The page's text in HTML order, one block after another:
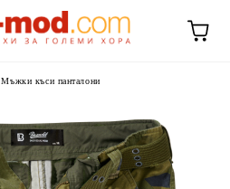
Мъжки къси панталони